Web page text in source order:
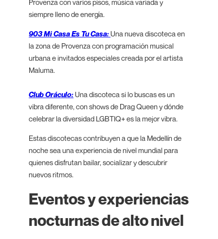
Provenza con varios pisos, música variada y
siempre lleno de energía.
903 Mi Casa Es Tu Casa:Una nueva discoteca en
la zona de Provenza con programación musical
urbana e invitados especiales creada por el artista
Maluma.
Club Oráculo:Una discoteca si lo buscas es un
vibra diferente, con shows de Drag Queen y dónde
celebrar la diversidad LGBTIQ+ es la mejor vibra.
Estas discotecas contribuyen a que la Medellín de
noche sea una experiencia de nivel mundial para
quienes disfrutan bailar, socializar y descubrir
nuevos ritmos.
Eventos y experiencias
nocturnas de alto nivel